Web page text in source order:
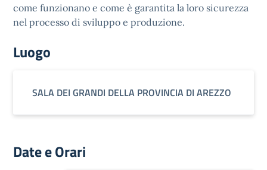
come funzionano e come è garantita la loro sicurezza
nel processo di sviluppo e produzione.
Luogo
SALA DEI GRANDI DELLA PROVINCIA DI AREZZO
Date e Orari